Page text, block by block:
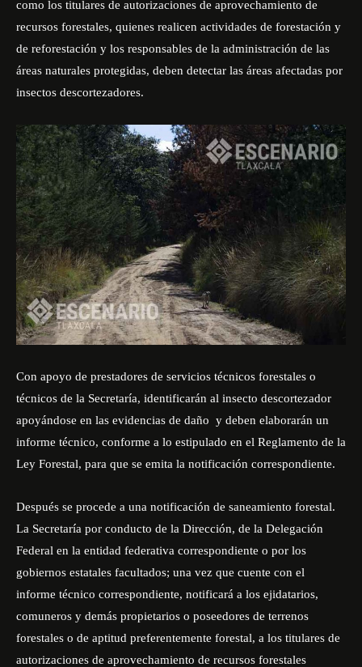
como los titulares de autorizaciones de aprovechamiento de
recursos forestales, quienes realicen actividades de forestación y
de reforestación y los responsables de la administración de las
áreas naturales protegidas, deben detectar las áreas afectadas por
insectos descortezadores.
Con apoyo de prestadores de servicios técnicos forestales o
técnicos de la Secretaría, identificarán al insecto descortezador
apoyándose en las evidencias de daño y deben elaborarán un
informe técnico, conforme a lo estipulado en el Reglamento de la
Ley Forestal, para que se emita la notificación correspondiente.
Después se procede a una notificación de saneamiento forestal.
La Secretaría por conducto de la Dirección, de la Delegación
Federal en la entidad federativa correspondiente o por los
gobiernos estatales facultados; una vez que cuente con el
informe técnico correspondiente, notificará a los ejidatarios,
comuneros y demás propietarios o poseedores de terrenos
forestales o de aptitud preferentemente forestal, a los titulares de
autorizaciones de aprovechamiento de recursos forestales